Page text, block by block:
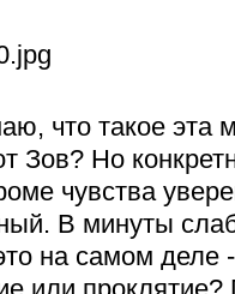
что такое эта
Зов? Но
чувства
В минуты
на самом деле -